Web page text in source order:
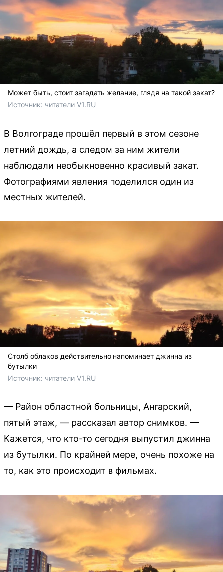
Может быть, стоит загадать желание, глядя на такой закат?
Источник: читатели V1.RU
В Волгограде прошёл первый в этом сезоне
летний дождь, а следом за ним жители
наблюдали необыкновенно красивый закат.
Фотографиями явления поделился один из
местных жителей.
Столб облаков действительно напоминает джинна из
бутылки
Источник: читатели V1.RU
— Район областной больницы, Ангарский,
пятый этаж, — рассказал автор снимков. —
Кажется, что кто-то сегодня выпустил джинна
из бутылки. По крайней мере, очень похоже на
то, как это происходит в фильмах.